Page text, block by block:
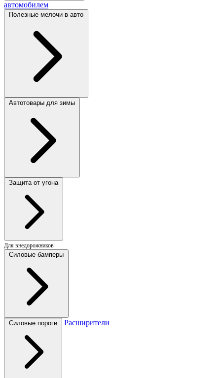
автомобилем
Полезные мелочи в авто
Автотовары для зимы
Защита от угона
Для внедорожников
Силовые бамперы
Силовые пороги Расширители